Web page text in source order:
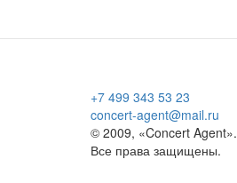
+7 499 343 53 23
concert-agent@mail.ru
© 2009, «Concert Agent».
Все права защищены.